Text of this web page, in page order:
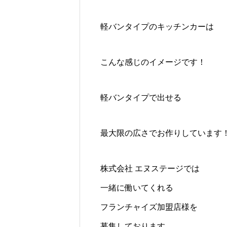
軽バンタイプのキッチンカーは
こんな感じのイメージです！
軽バンタイプで出せる
最大限の広さでお作りしています
株式会社 エヌステージでは
一緒に働いてくれる
フランチャイズ加盟店様を